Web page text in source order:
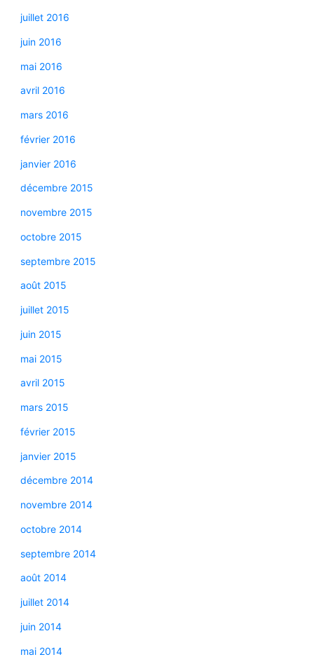
juillet 2016
juin 2016
mai 2016
avril 2016
mars 2016
février 2016
janvier 2016
décembre 2015
novembre 2015
octobre 2015
septembre 2015
août 2015
juillet 2015
juin 2015
mai 2015
avril 2015
mars 2015
février 2015
janvier 2015
décembre 2014
novembre 2014
octobre 2014
septembre 2014
août 2014
juillet 2014
juin 2014
mai 2014